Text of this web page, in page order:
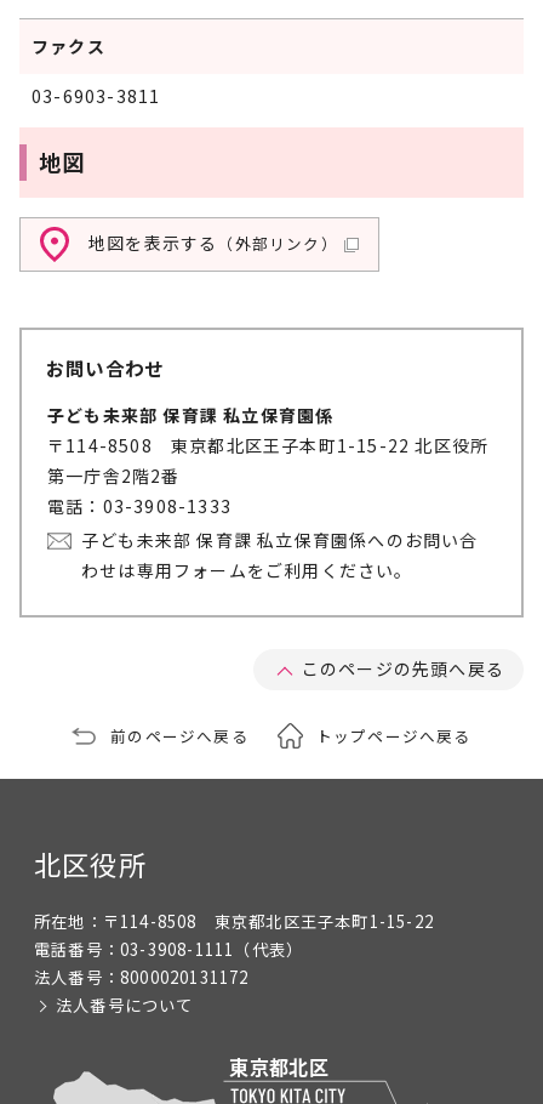
ファクス
03-6903-3811
地図
地図を表示する （外部リンク）
お問い合わせ
子ども未来部 保育課 私立保育園係
〒114-8508 東京都北区王子本町1-15-22 北区役所
第一庁舎2階2番
電話：03-3908-1333
子ども未来部 保育課 私立保育園係へのお問い合
わせは専用フォームをご利用ください。
このページの先頭へ戻る
前のページへ戻る トップページへ戻る
北区役所
所在地： 〒114-8508 東京都北区王子本町1-15-22
電話番号： 03-3908-1111 （代表）
法人番号： 8000020131172
法人番号について